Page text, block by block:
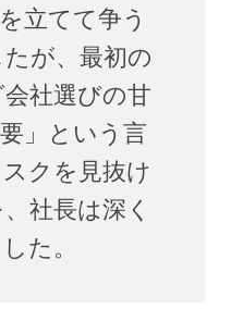
立てて争う
が、最初の
社選びの甘
」という言
クを見抜け
社長は深く
た。